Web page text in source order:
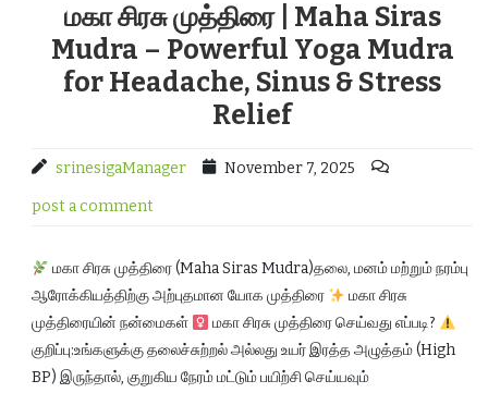
மகா சிரசு முத்திரை | Maha Siras
Mudra – Powerful Yoga Mudra
for Headache, Sinus & Stress
Relief
srinesigaManager November 7, 2025
post a comment
மகா சிரசு முத்திரை (Maha Siras Mudra)தலை, மனம் மற்றும் நரம்பு
ஆரோக்கியத்திற்கு அற்புதமான யோக முத்திரை
மகா சிரசு
முத்திரையின் நன்மைகள்
மகா சிரசு முத்திரை செய்வது எப்படி?
குறிப்பு:உங்களுக்கு தலைச்சுற்றல் அல்லது உயர் இரத்த அழுத்தம் (High
BP) இருந்தால், குறுகிய நேரம் மட்டும் பயிற்சி செய்யவும்